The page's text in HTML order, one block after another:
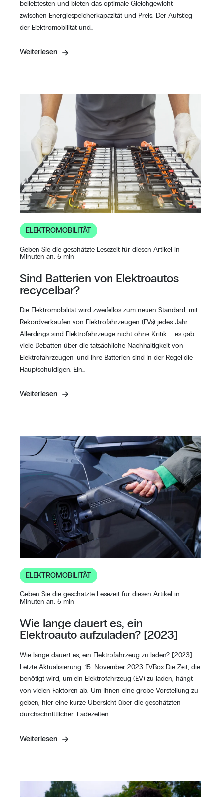
beliebtesten und bieten das optimale Gleichgewicht
zwischen Energiespeicherkapazität und Preis. Der Aufstieg
der Elektromobilität und…
Weiterlesen
ELEKTROMOBILITÄT
Geben Sie die geschätzte Lesezeit für diesen Artikel in
Minuten an. 5 min
Sind Batterien von Elektroautos
recycelbar?
Die Elektromobilität wird zweifellos zum neuen Standard, mit
Rekordverkäufen von Elektrofahrzeugen (EVs) jedes Jahr.
Allerdings sind Elektrofahrzeuge nicht ohne Kritik – es gab
viele Debatten über die tatsächliche Nachhaltigkeit von
Elektrofahrzeugen, und ihre Batterien sind in der Regel die
Hauptschuldigen. Ein…
Weiterlesen
ELEKTROMOBILITÄT
Geben Sie die geschätzte Lesezeit für diesen Artikel in
Minuten an. 5 min
Wie lange dauert es, ein
Elektroauto aufzuladen? [2023]
Wie lange dauert es, ein Elektrofahrzeug zu laden? [2023]
Letzte Aktualisierung: 15. November 2023 EVBox Die Zeit, die
benötigt wird, um ein Elektrofahrzeug (EV) zu laden, hängt
von vielen Faktoren ab. Um Ihnen eine grobe Vorstellung zu
geben, hier eine kurze Übersicht über die geschätzten
durchschnittlichen Ladezeiten.
Weiterlesen